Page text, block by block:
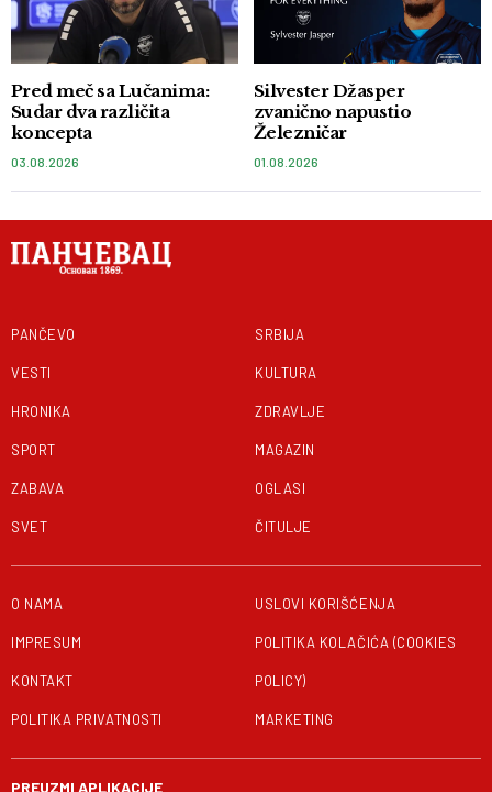
Pred meč sa Lučanima:
Sudar dva različita
koncepta
03.08.2026
Silvester Džasper
zvanično napustio
Železničar
01.08.2026
PANČEVO
VESTI
HRONIKA
SPORT
ZABAVA
SVET
SRBIJA
KULTURA
ZDRAVLJE
MAGAZIN
OGLASI
ČITULJE
O NAMA
IMPRESUM
KONTAKT
POLITIKA PRIVATNOSTI
USLOVI KORIŠĆENJA
POLITIKA KOLAČIĆA (COOKIES
POLICY)
MARKETING
PREUZMI APLIKACIJE